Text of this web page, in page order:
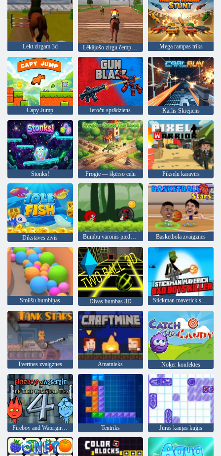
Lekt zirgam 3d Lēkājošo zirgu čempioni Mega rampas triks
Capy Jump Ieroču sprādziens Kārlis Skrējiens
Stonks! Frogie — šķērso ceļu Pikseļu karavīrs
Dīkstāves zivis Bumbu varonis piedzīvojums: sarkans lielība bumbu Basketbola zvaigznes
Smilšu bumbiņas Divas bumbas 3D Stickman maverick slikto zēnu slepkava
Tvertnes zvaigznes Amatnieks Noķer konfektes
Fireboy and Watergirl 4: Kristāla templis Tentriks Jūras kaujas kuģis